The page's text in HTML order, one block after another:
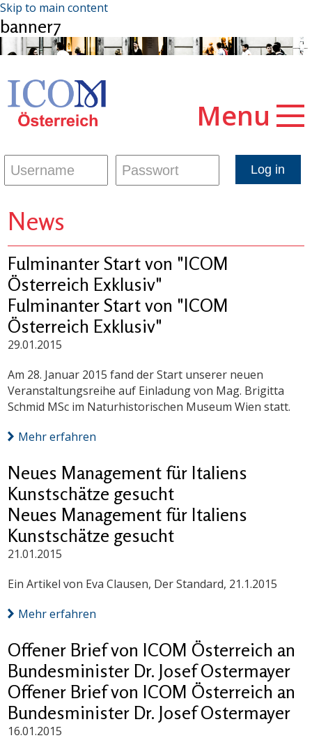
Skip to main content
banner7
Menu
News
Fulminanter Start von "ICOM
Österreich Exklusiv"
Fulminanter Start von "ICOM
Österreich Exklusiv"
29.01.2015
Am 28. Januar 2015 fand der Start unserer neuen
Veranstaltungsreihe auf Einladung von Mag. Brigitta
Schmid MSc im Naturhistorischen Museum Wien statt.
Mehr erfahren
Neues Management für Italiens
Kunstschätze gesucht
Neues Management für Italiens
Kunstschätze gesucht
21.01.2015
Ein Artikel von Eva Clausen, Der Standard, 21.1.2015
Mehr erfahren
Offener Brief von ICOM Österreich an
Bundesminister Dr. Josef Ostermayer
Offener Brief von ICOM Österreich an
Bundesminister Dr. Josef Ostermayer
16.01.2015